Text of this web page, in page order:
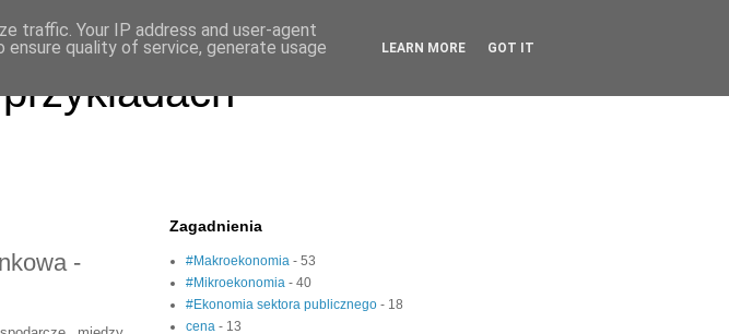
-
Zagadnienia
#Makroekonomia - 53
#Mikroekonomia - 40
#Ekonomia sektora publicznego - 18
cena - 13
traffic. Your IP address and user-agent
quality of service, generate usage
LEARN MORE GOT IT